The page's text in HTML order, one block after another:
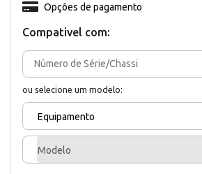
Compativel com:
ou selecione um modelo:
Equipamento
Modelo
Opções de pagamento